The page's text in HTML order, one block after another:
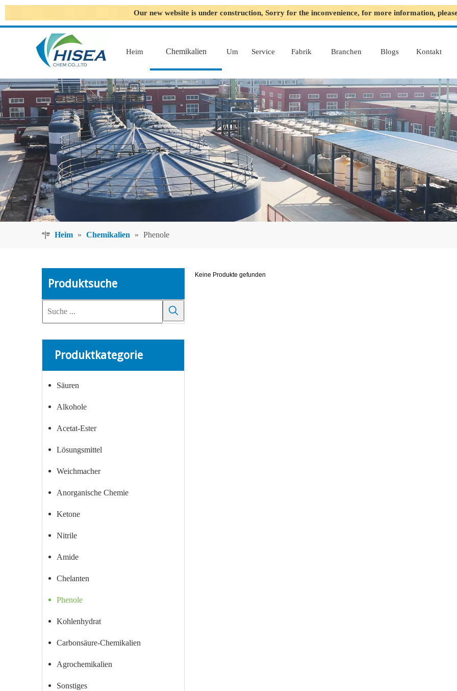
Our new website is under construction, Sorry for the inconvenience, for more information,
Heim Chemikalien Um Service Fabrik Branchen Blogs Kontakt
Heim » Chemikalien » Phenole
Produktsuche
Produktkategorie
Säuren
Alkohole
Acetat-Ester
Lösungsmittel
Weichmacher
Anorganische Chemie
Ketone
Nitrile
Amide
Chelanten
Phenole
Kohlenhydrat
Carbonsäure-Chemikalien
Agrochemikalien
Sonstiges
Keine Produkte gefunden